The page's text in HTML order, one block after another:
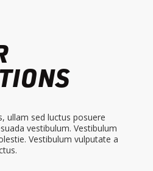
ullam sed luctus posuere
vestibulum. Vestibulum
Vestibulum vulputate a